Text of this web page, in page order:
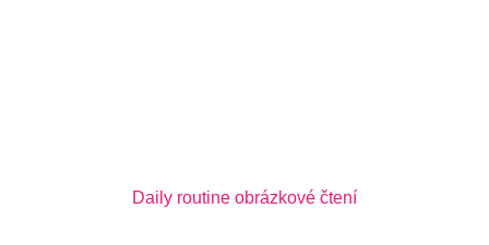
Daily routine obrázkové čtení